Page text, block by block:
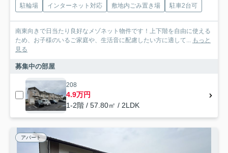
駐輪場 インターネット対応 敷地内ごみ置き場 駐車2台可
南東向きで日当たり良好なメゾネット物件です！上下階を自由に使える
ため、お子様のいるご家庭や、生活音に配慮したい方に適して...
もっと
見る
募集中の部屋
208
4.9万円
1-2階 / 57.80㎡ / 2LDK
アパート